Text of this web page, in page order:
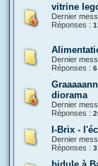
vitrine
Dernier
Réponses :
Dernier
Réponses : 6
diorama
Dernier
Réponses :
I-Brix -
Dernier
Réponses : 3